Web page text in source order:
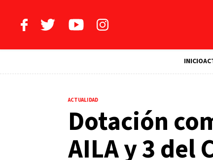
INICIO
ACTUALIDAD
Dotación
AILA y 3 del